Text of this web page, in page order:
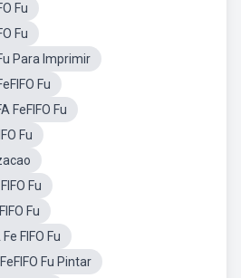
Fu
Fu
Para Imprimir
Fu
FeFIFO Fu
Fu
Fu
Fu
FIFO Fu
Fu Pintar